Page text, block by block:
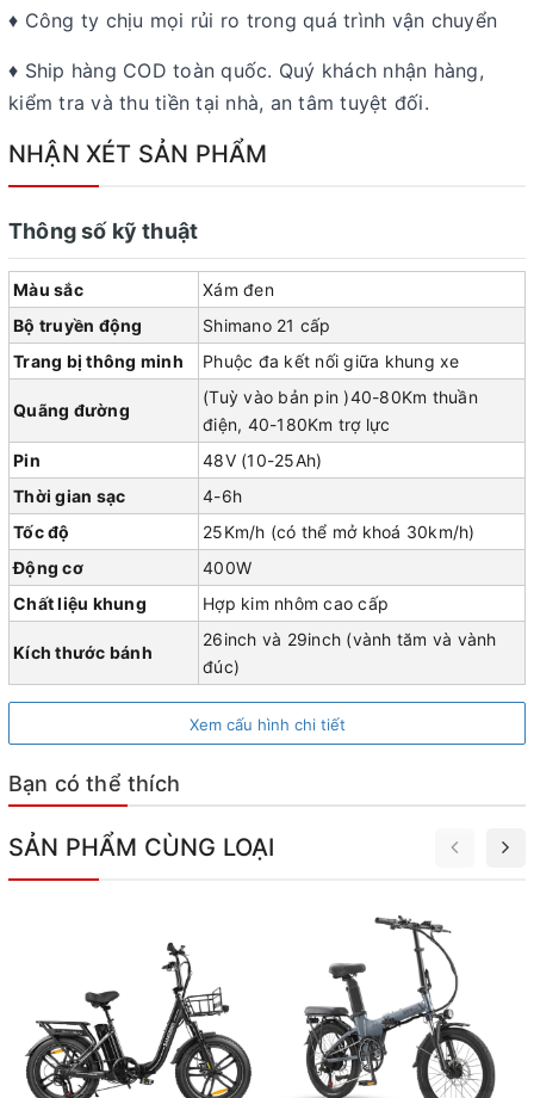
♦ Công ty chịu mọi rủi ro trong quá trình vận chuyển
♦ Ship hàng COD toàn quốc. Quý khách nhận hàng,
kiểm tra và thu tiền tại nhà, an tâm tuyệt đối.
NHẬN XÉT SẢN PHẨM
Thông số kỹ thuật
Màu sắc
Xám đen
Bộ truyền động
Shimano 21 cấp
Trang bị thông minh
Phuộc đa kết nối giữa khung xe
Quãng đường
(Tuỳ vào bản pin )40-80Km thuần
điện, 40-180Km trợ lực
Pin
48V (10-25Ah)
Thời gian sạc
4-6h
Tốc độ
25Km/h (có thể mở khoá 30km/h)
Động cơ
400W
Chất liệu khung
Hợp kim nhôm cao cấp
Kích thước bánh
26inch và 29inch (vành tăm và vành
đúc)
Xem cấu hình chi tiết
Bạn có thể thích
SẢN PHẨM CÙNG LOẠI